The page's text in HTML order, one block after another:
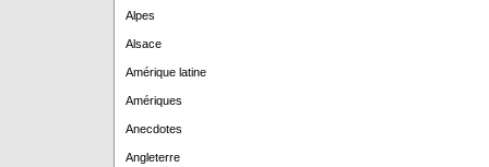
Alpes
Alsace
Amérique latine
Amériques
Anecdotes
Angleterre